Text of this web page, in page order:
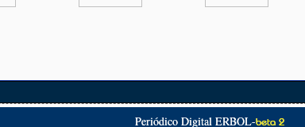
Periódico Digital ERBOL-beta 2